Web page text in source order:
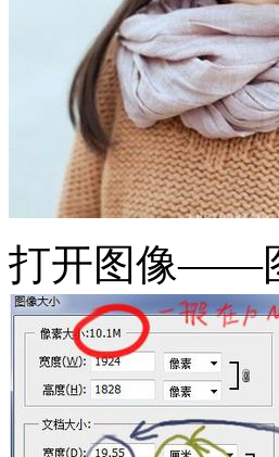
打开图像——